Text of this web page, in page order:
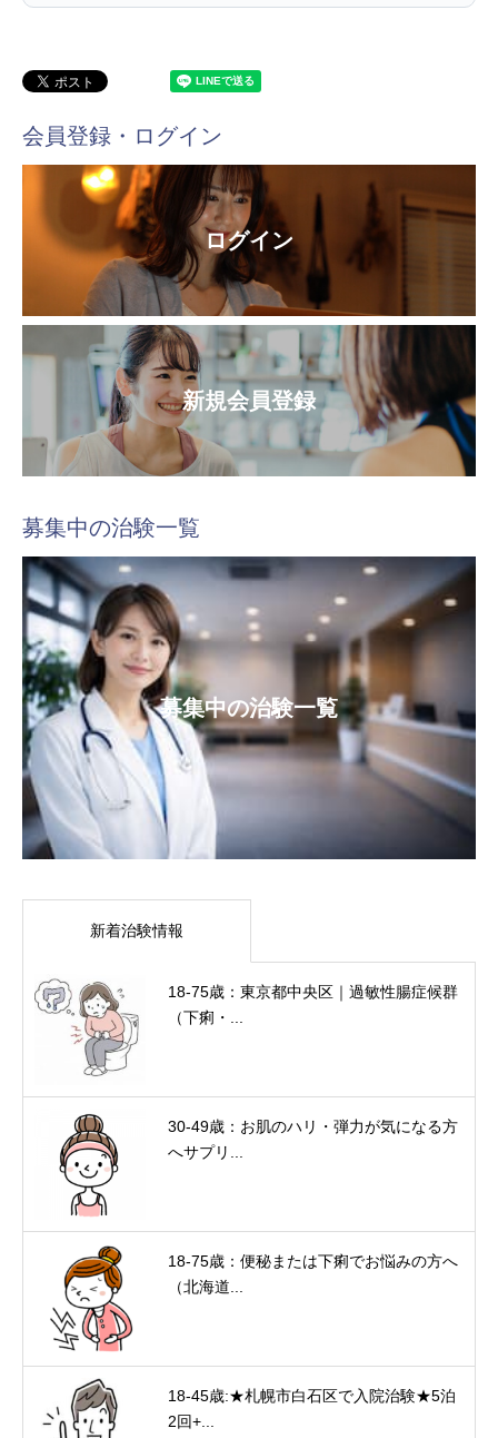
会員登録・ログイン
ログイン
新規会員登録
募集中の治験一覧
募集中の治験一覧
新着治験情報
18-75歳：東京都中央区｜過敏性腸症候群
（下痢・...
30-49歳：お肌のハリ・弾力が気になる方
へサプリ...
18-75歳：便秘または下痢でお悩みの方へ
（北海道...
18-45歳:★札幌市白石区で入院治験★5泊
2回+...